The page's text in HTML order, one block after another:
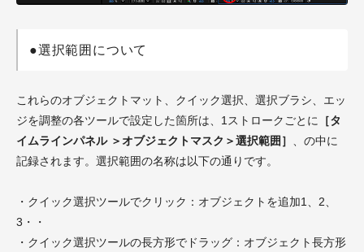
●選択範囲について
これらのオブジェクトマット、クイック選択、選択ブラシ、エッ
ジを調整の各ツールで設定した箇所は、1ストロークごとに
［タ
イムラインパネル ＞オブジェクトマスク＞選択範囲］
、の中に
記録されます。選択範囲の名称は以下の通りです。
・クイック選択ツールでクリック：オブジェクトを追加1、2、
3・・
・クイック選択ツールの長方形でドラッグ：オブジェクト長方形